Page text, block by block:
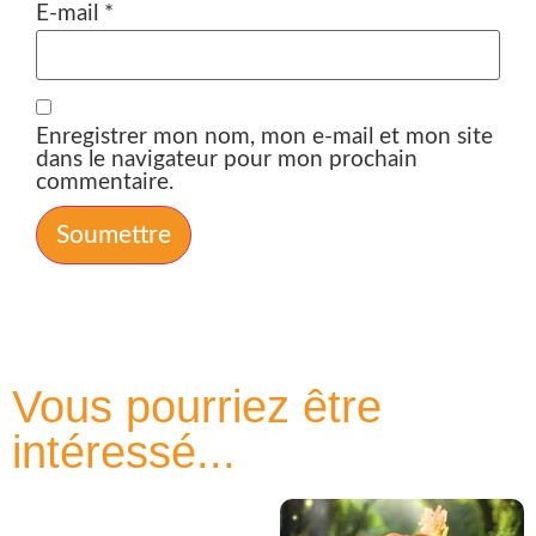
E-mail *
Enregistrer mon nom, mon e-mail et mon site
dans le navigateur pour mon prochain
commentaire.
Vous pourriez être
intéressé...